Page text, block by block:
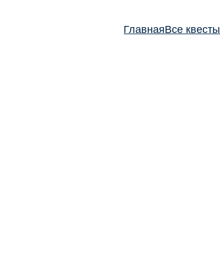
ГлавнаяВсе квесты